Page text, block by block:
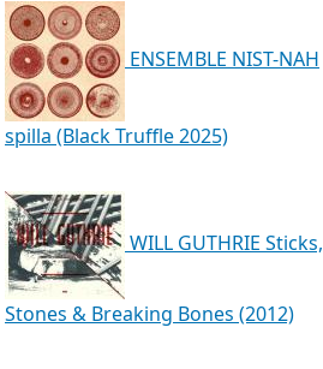
ENSEMBLE NIST-NAH
spilla (Black Truffle 2025)
WILL GUTHRIE Sticks,
Stones & Breaking Bones (2012)